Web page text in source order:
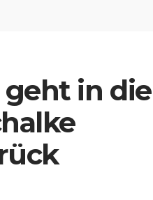
in die